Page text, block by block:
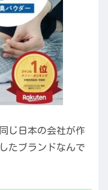
じ日本の会社が作
たブランドなんで